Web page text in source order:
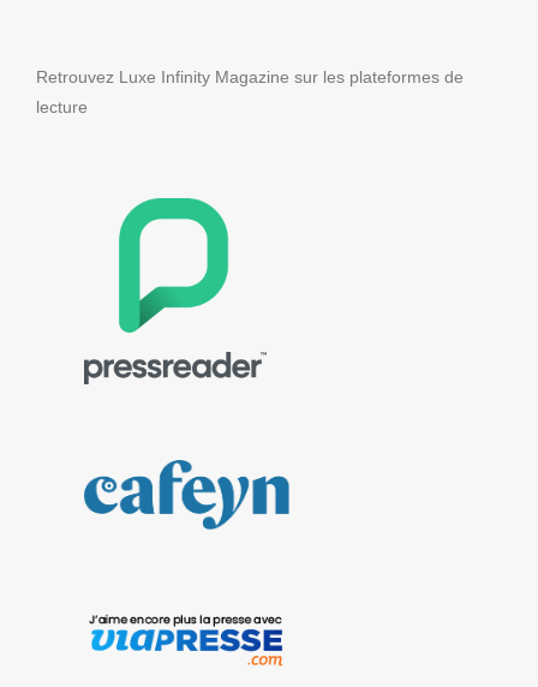
Retrouvez Luxe Infinity Magazine sur les plateformes de
lecture